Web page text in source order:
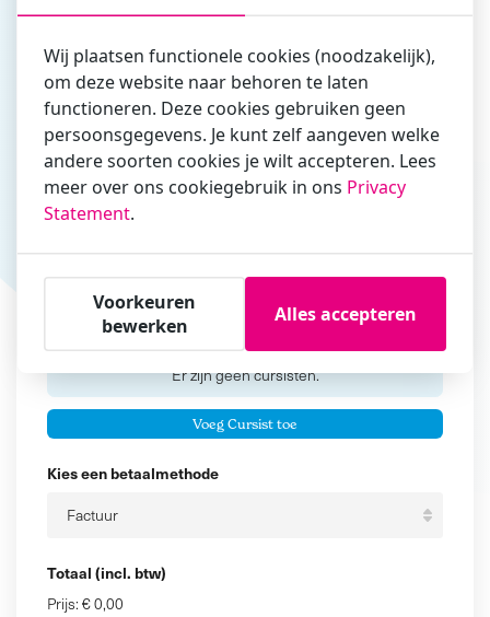
Vul hier bij voorkeur het e-mailadres in waarmee je
zakelijk/administratief correspondeert
Is de contactpersoon ook een cursist?
Ja
Cursisten
Voeg cursisten toe
Voornaam
Tussenvoegsel
Er zijn geencursisten.
Voeg Cursist toe
Kies een betaalmethode
Totaal (incl. btw)
Prijs: € 0,00
Wij plaatsen functionele cookies (noodzakelijk),
om deze website naar behoren te laten
functioneren. Deze cookies gebruiken geen
persoonsgegevens. Je kunt zelf aangeven welke
andere soorten cookies je wilt accepteren. Lees
meer over ons cookiegebruik in ons Privacy
Statement.
Voorkeuren
bewerken
Alles accepteren